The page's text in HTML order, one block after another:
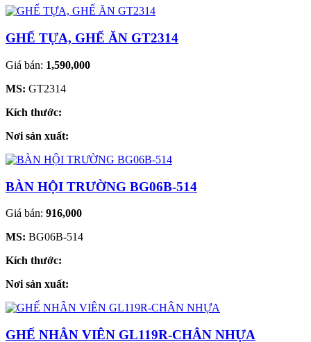
GHẾ TỰA, GHẾ ĂN GT2314
Giá bán: 1,590,000
MS: GT2314
Kích thước:
Nơi sản xuất:
BÀN HỘI TRƯỜNG BG06B-514
Giá bán: 916,000
MS: BG06B-514
Kích thước:
Nơi sản xuất:
GHẾ NHÂN VIÊN GL119R-CHÂN NHỰA